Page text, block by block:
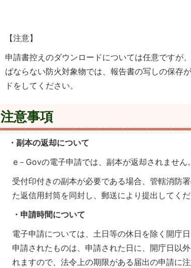
【注意】
申請書控えのダウンロードについては任意ですが
ばならない防火対象物では、報告書の写しの保存
ドをしてください。
注意事項
・副本の返却について
e－Govの電子申請では、副本が返却されません。
受付印付きの副本が必要である場合、管轄消防
た返信用封筒を同封し、郵送により提出してくだ
・申請時間について
電子申請については、土日等の休日を除く開庁
申請されたものは、申請された日に、開庁日以
れますので、法令上の期限がある届出の申請に注